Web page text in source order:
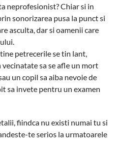
neprofesionist? Chiar si in
sonorizarea pusa la punct si
asculta, dar si oamenii care
petrecerile se tin lant,
sa se afle un mort
un copil sa aiba nevoie de
sa invete pentru un examen
fiindca nu existi numai tu si
te serios la urmatoarele